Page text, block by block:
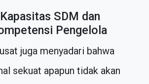
SDM dan
Pengelola
juga menyadari bahwa
sekuat apapun tidak akan